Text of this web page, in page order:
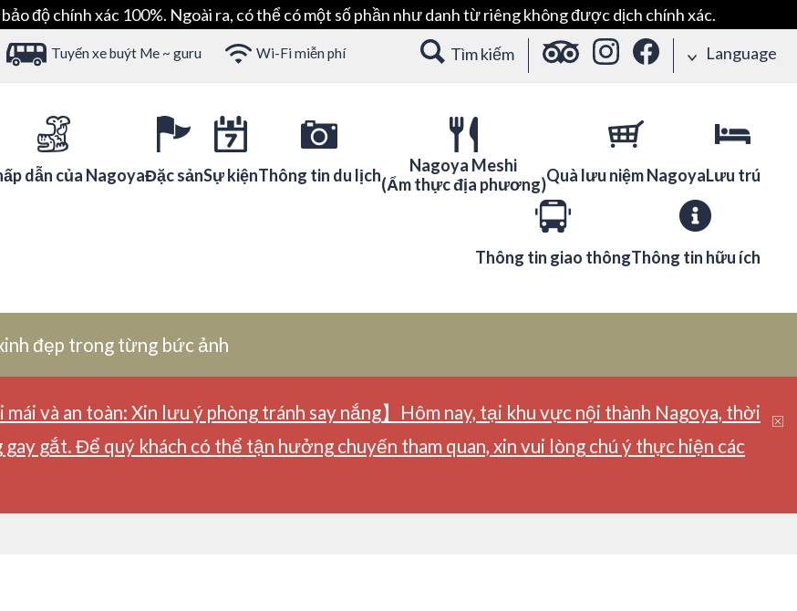
độ chính xác 100%. Ngoài ra, có thể có một số phần như danh từ riêng không được dịch chính xác.
Tuyến xe buýt Me ~ guru Wi-Fi miễn phí Tìm kiếm Language
dẫn của NagoyaĐặc sảnSự kiệnThông tin du lịch
Nagoya Meshi
(Ẩm thực địa phương)Quà lưu niệm NagoyaLưu trú
Thông tin giao thôngThông tin hữu ích
đẹp trong từng bức ảnh
mái và an toàn: Xin lưu ý phòng tránh say nắng】Hôm nay, tại khu vực nội thành Nagoya, thời
gắt. Để quý khách có thể tận hưởng chuyến tham quan, xin vui lòng chú ý thực hiện các